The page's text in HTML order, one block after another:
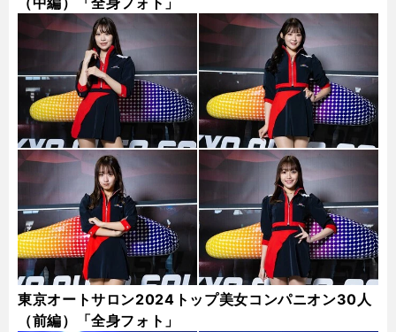
東京オートサロン2024トップ美女コンパニオン30人
（前編）「全身フォト」